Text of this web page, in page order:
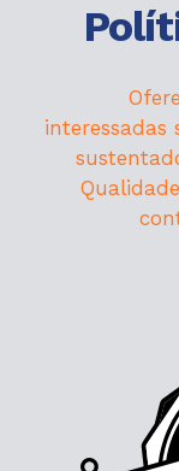
interessadas